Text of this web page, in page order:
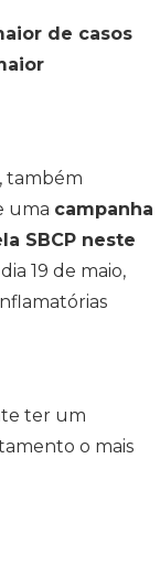
de casos
também
uma campanha
SBCP neste
19 de maio,
ter um
o mais